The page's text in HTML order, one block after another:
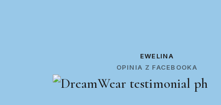
EWELINA
OPINIA Z FACEBOOKA